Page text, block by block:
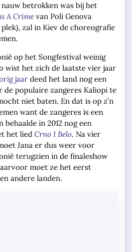
betrokken was bij het
A Crime van Poli Genova
zal in Kiev de choreografie
op het Songfestival weinig
wist het zich de laatste vier jaar
jaar deed het land nog een
de populaire zangeres Kaliopi te
niet baten. En dat is op z’n
want de zangeres is een
in 2012 nog een
het lied Crno I Belo. Na vier
Jana er dus weer voor
terugzien in de finaleshow
moet ze het eerst
andere landen.